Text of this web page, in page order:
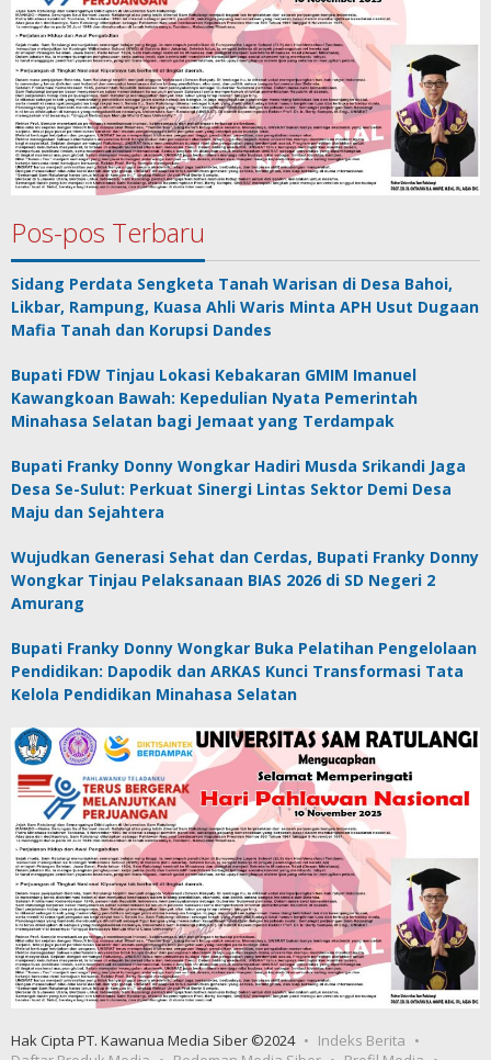
Pos-pos Terbaru
Sidang Perdata Sengketa Tanah Warisan di Desa Bahoi,
Likbar, Rampung, Kuasa Ahli Waris Minta APH Usut Dugaan
Mafia Tanah dan Korupsi Dandes
Bupati FDW Tinjau Lokasi Kebakaran GMIM Imanuel
Kawangkoan Bawah: Kepedulian Nyata Pemerintah
Minahasa Selatan bagi Jemaat yang Terdampak
Bupati Franky Donny Wongkar Hadiri Musda Srikandi Jaga
Desa Se-Sulut: Perkuat Sinergi Lintas Sektor Demi Desa
Maju dan Sejahtera
Wujudkan Generasi Sehat dan Cerdas, Bupati Franky Donny
Wongkar Tinjau Pelaksanaan BIAS 2026 di SD Negeri 2
Amurang
Bupati Franky Donny Wongkar Buka Pelatihan Pengelolaan
Pendidikan: Dapodik dan ARKAS Kunci Transformasi Tata
Kelola Pendidikan Minahasa Selatan
Hak Cipta PT. Kawanua Media Siber ©2024
Indeks Berita